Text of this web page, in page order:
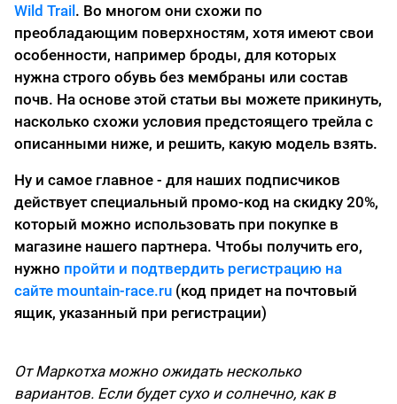
Wild Trail . Во многом они схожи по
преобладающим поверхностям, хотя имеют свои
особенности, например броды, для которых
нужна строго обувь без мембраны или состав
почв. На основе этой статьи вы можете прикинуть,
насколько схожи условия предстоящего трейла с
описанными ниже, и решить, какую модель взять.
Ну и самое главное - для наших подписчиков
действует специальный промо-код на скидку 20%,
который можно использовать при покупке в
магазине нашего партнера. Чтобы получить его,
нужно пройти и подтвердить регистрацию на
сайте mountain-race.ru (код придет на почтовый
ящик, указанный при регистрации)
От Маркотха можно ожидать несколько
вариантов. Если будет сухо и солнечно, как в